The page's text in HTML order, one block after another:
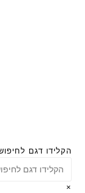
הקלידו דגם
×